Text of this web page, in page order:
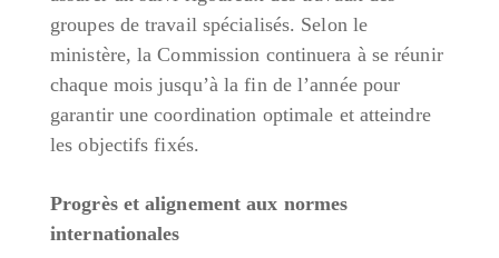
groupes de travail spécialisés. Selon le
ministère, la Commission continuera à se réunir
chaque mois jusqu’à la fin de l’année pour
garantir une coordination optimale et atteindre
les objectifs fixés.
Progrès et alignement aux normes
internationales